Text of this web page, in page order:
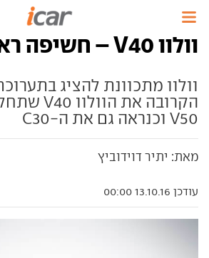
וולוו V40 – חשיפה ראשונה
וולוו מתכוונת להציג
V50 וכנראה גם את ה-C30
מאת: יתיר דוידוביץ
עודכן 13.10.16 00:00